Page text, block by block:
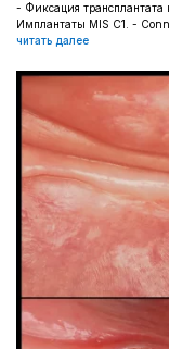
- Фиксация трансплантата
Имплантаты MIS C1. -
читать далее